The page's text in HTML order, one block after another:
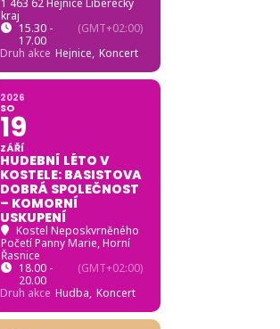
1 463 62 Hejnice Liberecký
kraj
15.30 -
17.00
(GMT+02:00)
Druh akce Hejnice, Koncert
2026
SO
19
ZÁŘÍ
HUDEBNÍ LÉTO V
KOSTELE: BASISTOVA
DOBRÁ SPOLEČNOST
– KOMORNÍ
USKUPENÍ
Kostel Neposkvrněného
Početí Panny Marie, Horní
Řasnice
18.00 -
20.00
(GMT+02:00)
Druh akce Hudba, Koncert